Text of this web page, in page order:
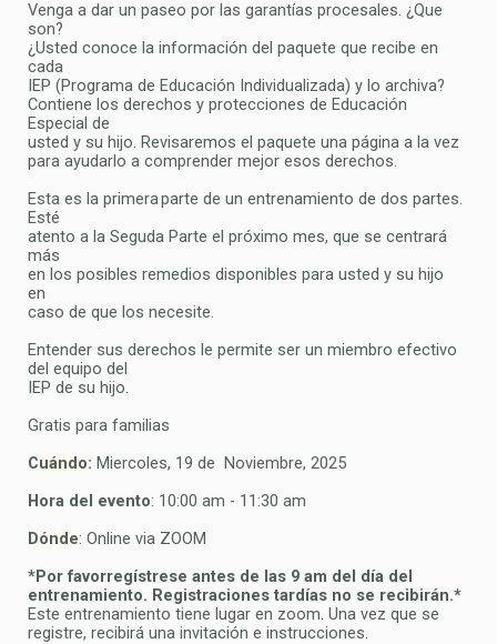
Venga a dar un paseo por las garantías procesales. ¿Que
son?
¿Usted conoce la información del paquete que recibe en
cada
IEP (Programa de Educación Individualizada) y lo archiva?
Contiene los derechos y protecciones de Educación
Especial de
usted y su hijo. Revisaremos el paquete una página a la vez
para ayudarlo a comprender mejor esos derechos.
Esta es la primera parte de un entrenamiento de dos partes.
Esté
atento a la Seguda Parte el próximo mes, que se centrará
más
en los posibles remedios disponibles para usted y su hijo
en
caso de que los necesite.
Entender sus derechos le permite ser un miembro efectivo
del equipo del
IEP de su hijo.
Gratis para familias
Cuándo: Miercoles, 19 de Noviembre, 2025
Hora del evento: 10:00 am - 11:30 am
Dónde: Online via ZOOM
*Por favorregístrese antes de las 9 am del día del
entrenamiento. Registraciones tardías no se recibirán.*
Este entrenamiento tiene lugar en zoom. Una vez que se
registre, recibirá una invitación e instrucciones.